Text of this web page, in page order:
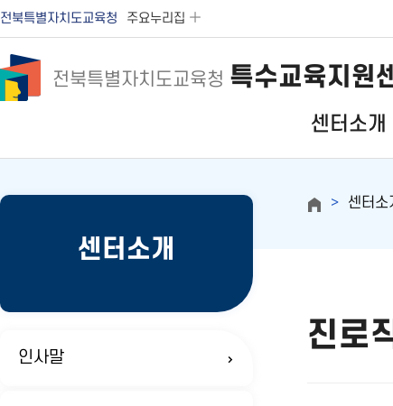
전북특별자치도교육청 주요누리집
전북특별자치도교육청 특수교육지원
센터소개
센터소개
인사말
센터소
진로